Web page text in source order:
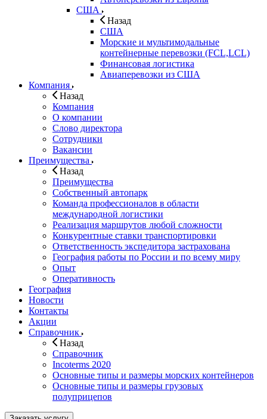
США
Назад
США
Морские и мультимодальные
контейнерные перевозки (FCL,LCL)
Финансовая логистика
Авиаперевозки из США
Компания
Назад
Компания
О компании
Слово директора
Сотрудники
Вакансии
Преимущества
Назад
Преимущества
Собственный автопарк
Команда профессионалов в области
международной логистики
Реализация маршрутов любой сложности
Конкурентные ставки транспортировки
Ответственность экспедитора застрахована
География работы по России и по всему миру
Опыт
Оперативность
География
Новости
Контакты
Акции
Справочник
Назад
Справочник
Incoterms 2020
Основные типы и размеры морских контейнеров
Основные типы и размеры грузовых
полуприцепов